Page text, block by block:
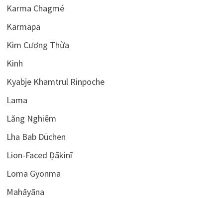
Karma Chagmé
Karmapa
Kim Cương Thừa
Kinh
Kyabje Khamtrul Rinpoche
Lama
Lăng Nghiêm
Lha Bab Düchen
Lion-Faced Ḍākinī
Loma Gyonma
Mahāyāna